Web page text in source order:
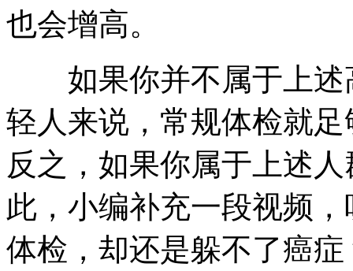
也会增高。
如果你并不属于上述
轻人来说，常规体检就
反之，如果你属于上述
此，小编补充一段视频
体检，却还是躲不了癌症